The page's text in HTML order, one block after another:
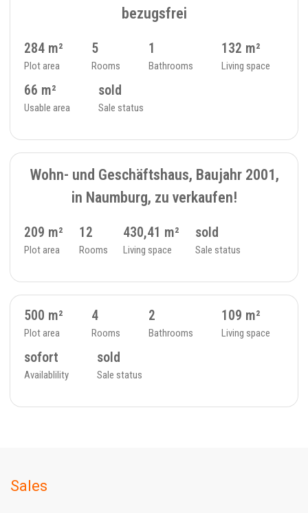
bezugsfrei
284 m²
Plot area
5
Rooms
1
Bathrooms
132 m²
Living space
66 m²
Usable area
sold
Sale status
SOLD
15 ROOMS - 14
Wohn- und Geschäftshaus, Baujahr 2001,
in Naumburg, zu verkaufen!
209 m²
Plot area
12
Rooms
430,41 m²
Living space
sold
Sale status
SOLD
8 SINGLE FAMILY HOUSE - 22
500 m²
Plot area
4
Rooms
2
Bathrooms
109 m²
Living space
sofort
Availablility
sold
Sale status
Sales